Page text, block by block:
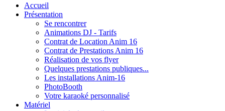
Accueil
Présentation
Se rencontrer
Animations DJ - Tarifs
Contrat de Location Anim 16
Contrat de Prestations Anim 16
Réalisation de vos flyer
Quelques prestations publiques...
Les installations Anim-16
PhotoBooth
Votre karaoké personnalisé
Matériel